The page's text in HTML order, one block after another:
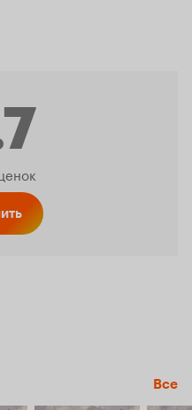
Все